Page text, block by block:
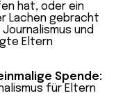
hat, oder ein
Lachen gebracht
und
Eltern
Spende:
für Eltern